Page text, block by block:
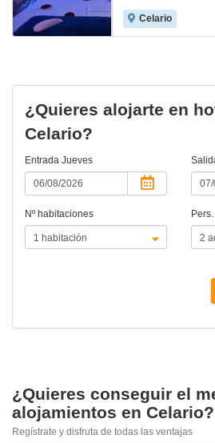
Celario
¿Quieres alojarte en
Celario?
Entrada Jueves
Nº habitaciones
¿Quieres conseguir el
alojamientos en Celario?
Regístrate y disfruta de todas las ventajas